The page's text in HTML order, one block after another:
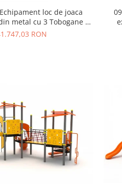
loc de joaca
metal cu 3 Tobogane si
Cataratoare
RON